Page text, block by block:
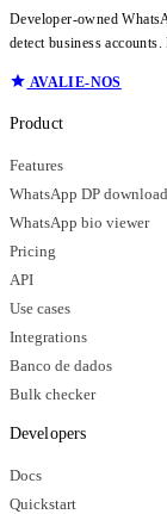
Developer-owned
detect business
AVALIE-NOS
Product
Features
WhatsApp DP download
WhatsApp bio viewer
Pricing
API
Use cases
Integrations
Banco de dados
Bulk checker
Developers
Docs
Quickstart